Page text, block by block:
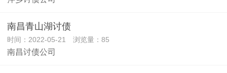
南昌青山湖讨债
时间：2022-05-21 浏览量：85
南昌讨债公司